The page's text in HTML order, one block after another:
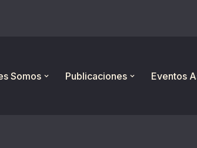
Somos Publicaciones Eventos